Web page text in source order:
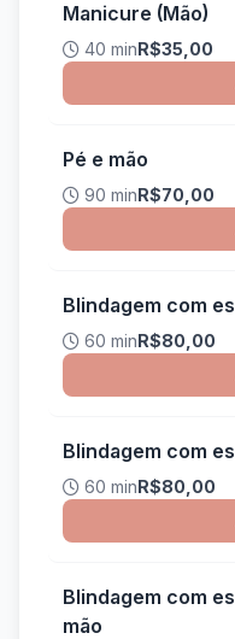
Manicure (Mão)
40 minR$35,00
Pé e mão
90 minR$70,00
Blindagem com
60 minR$80,00
Blindagem com
60 minR$80,00
Blindagem com
mão